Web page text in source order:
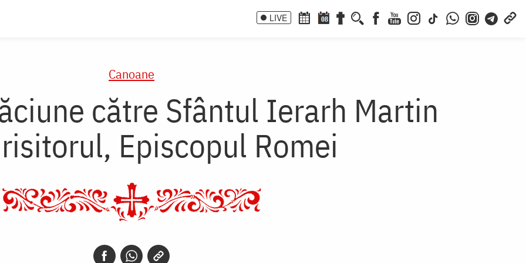
LIVE 08
Canoane
către Sfântul Ierarh Martin
Episcopul Romei